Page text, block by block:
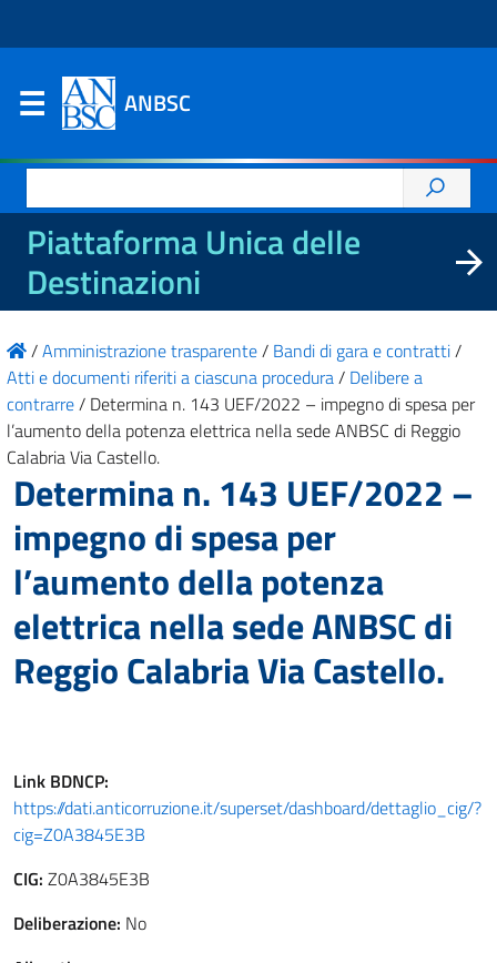
ANBSC
per:
Piattaforma Unica delle
Destinazioni
/Amministrazione trasparente/ Bandi di gara e contratti/
Atti e documenti riferiti a ciascuna procedura/ Delibere a
contrarre/ Determina n. 143 UEF/2022 – impegno di spesa per
l’aumento della potenza elettrica nella sede ANBSC di Reggio
Calabria Via Castello.
Determina n. 143 UEF/2022 –
impegno di spesa per
l’aumento della potenza
elettrica nella sede ANBSC di
Reggio Calabria Via Castello.
Link BDNCP:
https://dati.anticorruzione.it/superset/dashboard/dettaglio_cig/?
cig=Z0A3845E3B
CIG: Z0A3845E3B
Deliberazione: No